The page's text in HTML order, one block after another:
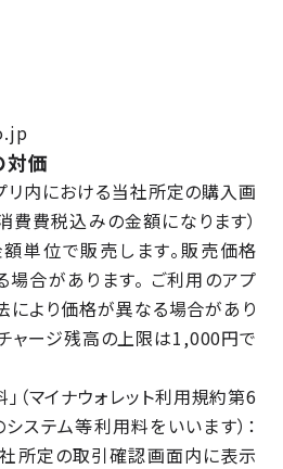
対価
リ内における当社所定の購入画
費費税込みの金額になります）
単位で販売します。販売価格
場合があります。 ご利用のアプ
により価格が異なる場合があり
チャージ残高の上限は1,000円で
（マイナウォレット利用規約第6
ステム等利用料をいいます）：
所定の取引確認画面内に表示